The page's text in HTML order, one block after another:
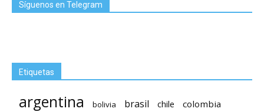
Síguenos en Telegram
Etiquetas
argentina bolivia brasil chile colombia